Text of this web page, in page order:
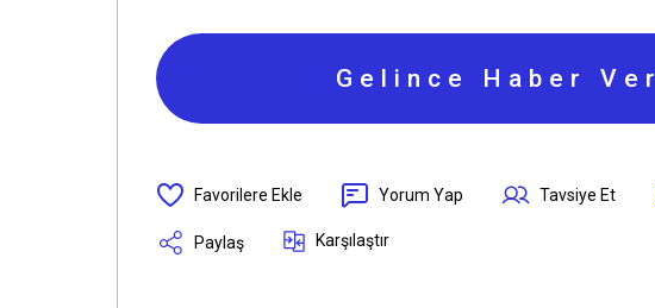
Gelince Haber Ver
Yorum Yap Tavsiye Et
Paylaş Karşılaştır